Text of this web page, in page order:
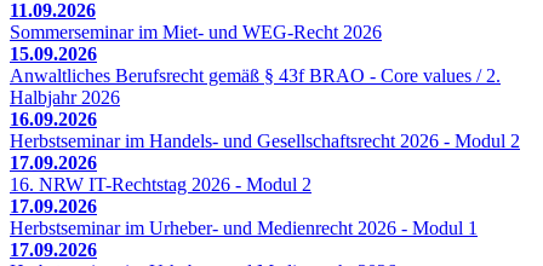
11.09.2026
Sommerseminar im Miet- und WEG-Recht 2026
15.09.2026
Anwaltliches Berufsrecht gemäß § 43f BRAO - Core values / 2.
Halbjahr 2026
16.09.2026
Herbstseminar im Handels- und Gesellschaftsrecht 2026 - Modul 2
17.09.2026
16. NRW IT-Rechtstag 2026 - Modul 2
17.09.2026
Herbstseminar im Urheber- und Medienrecht 2026 - Modul 1
17.09.2026